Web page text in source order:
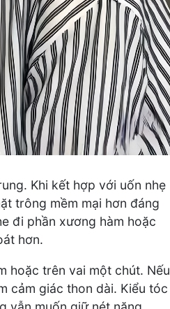
Khi kết hợp với uốn nhẹ
trông mềm mại hơn đáng
đi phần xương hàm hoặc
hơn.
hoặc trên vai một chút. Nếu
cảm giác thon dài. Kiểu tóc